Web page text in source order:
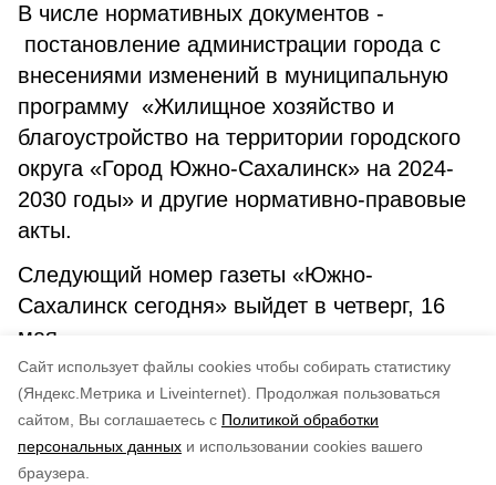
Cайт использует файлы cookies чтобы собирать статистику
(Яндекс.Метрика и Liveinternet).
Продолжая пользоваться
сайтом, Вы соглашаетесь с Политикой обработки
персональных данных и использовании cookies вашего
браузера.
В числе нормативных документов -
постановление администрации города с
внесениями изменений в муниципальную
программу «Жилищное хозяйство и
благоустройство на территории городского
округа «Город Южно-Сахалинск» на 2024-
2030 годы» и другие нормативно-правовые
акты.
Следующий номер газеты «Южно-
Сахалинск сегодня» выйдет в четверг, 16
мая.
I№ 25 (1795) от 8.05. 2024 г.
Понравилась статья?